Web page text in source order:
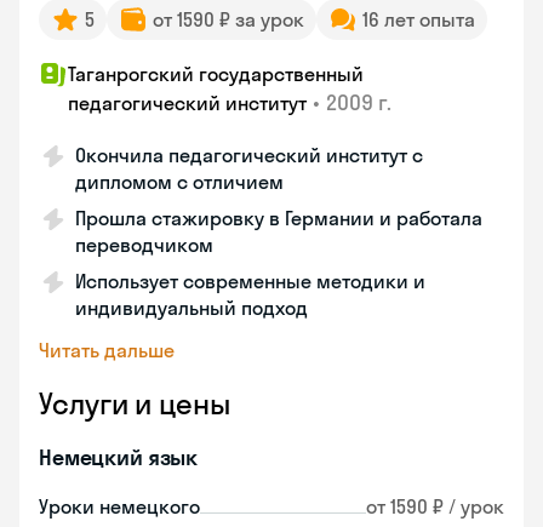
5 от 1590 ₽ за урок 16 лет опыта
Таганрогский государственный
педагогический институт • 2009 г.
Окончила педагогический институт с
дипломом с отличием
Прошла стажировку в Германии и работала
переводчиком
Использует современные методики и
индивидуальный подход
Читать дальше
Услуги и цены
Немецкий язык
Уроки немецкого от 1590 ₽ / урок